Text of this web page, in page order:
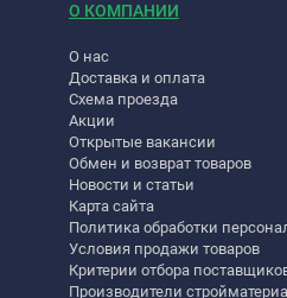
О КОМПАНИИ
О нас
Доставка и оплата
Схема проезда
Акции
Открытые вакансии
Обмен и возврат товаров
Новости и статьи
Карта сайта
Политика обработки
Условия продажи товаров
Критерии отбора
Производители